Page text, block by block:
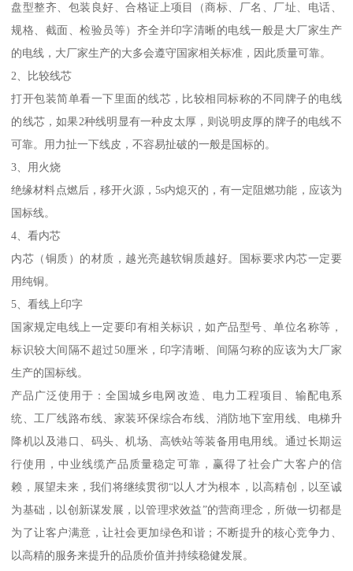
盘型整齐、包装良好、合格证上项目（商标、厂名、厂址、电话、
规格、截面、检验员等）齐全并印字清晰的电线一般是大厂家生产
的电线，大厂家生产的大多会遵守国家相关标准，因此质量可靠。
2、比较线芯
打开包装简单看一下里面的线芯，比较相同标称的不同牌子的电线
的线芯，如果2种线明显有一种皮太厚，则说明皮厚的牌子的电线不
可靠。用力扯一下线皮，不容易扯破的一般是国标的。
3、用火烧
绝缘材料点燃后，移开火源，5s内熄灭的，有一定阻燃功能，应该为
国标线。
4、看内芯
内芯（铜质）的材质，越光亮越软铜质越好。国标要求内芯一定要
用纯铜。
5、看线上印字
国家规定电线上一定要印有相关标识，如产品型号、单位名称等，
标识较大间隔不超过50厘米，印字清晰、间隔匀称的应该为大厂家
生产的国标线。
产品广泛使用于：全国城乡电网改造、电力工程项目、输配电系
统、工厂线路布线、家装环保综合布线、消防地下室用线、电梯升
降机以及港口、码头、机场、高铁站等装备用电用线。通过长期运
行使用，中业线缆产品质量稳定可靠，赢得了社会广大客户的信
赖，展望未来，我们将继续贯彻“以人才为根本，以高精创，以至诚
为基础，以创新谋发展，以管理求效益”的营商理念，所做一切都是
为了让客户满意，让社会更加绿色和谐；不断提升的核心竞争力、
以高精的服务来提升的品质价值并持续稳健发展。